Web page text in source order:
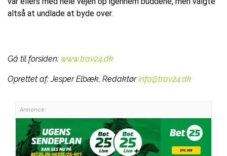
altså at undlade at byde over.
Gå til forsiden: www.trav24.dk
Oprettet af:Jesper Elbæk, Redaktør info@trav24.dk
Annonce: